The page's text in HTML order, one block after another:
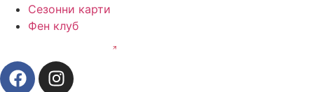
Сезонни карти
Фен клуб